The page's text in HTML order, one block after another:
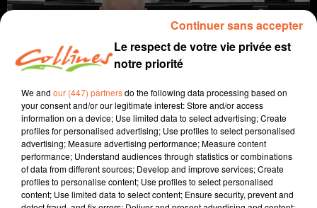
info
5 mai 2022 - 14 min 10 sec
JOURNAL DU JEUDI 05 MAI (SOIR)
Fabien Gazeau
L'info près de chez vous
Le respect de votre vie privée est
notre priorité
We and our (447) partnersdo the following data processing based on
your consent and/or our legitimate interest: Store and/or access
information on a device; Use limited data to select advertising; Create
profiles for personalised advertising; Use profiles to select personalised
advertising; Measure advertising performance; Measure content
performance; Understand audiences through statistics or combinations
of data from different sources; Develop and improve services; Create
profiles to personalise content; Use profiles to select personalised
content; Use limited data to select content; Ensure security, prevent and
Continuer sans accepter